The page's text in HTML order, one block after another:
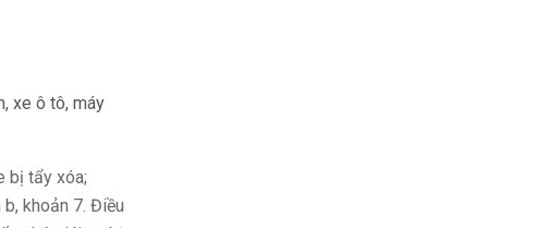
xe ô tô, máy
bị tẩy xóa;
khoản 7. Điều